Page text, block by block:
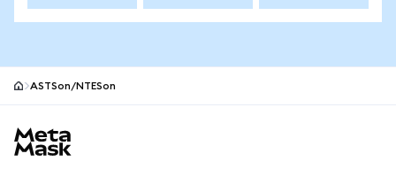
ASTSon/NTESon